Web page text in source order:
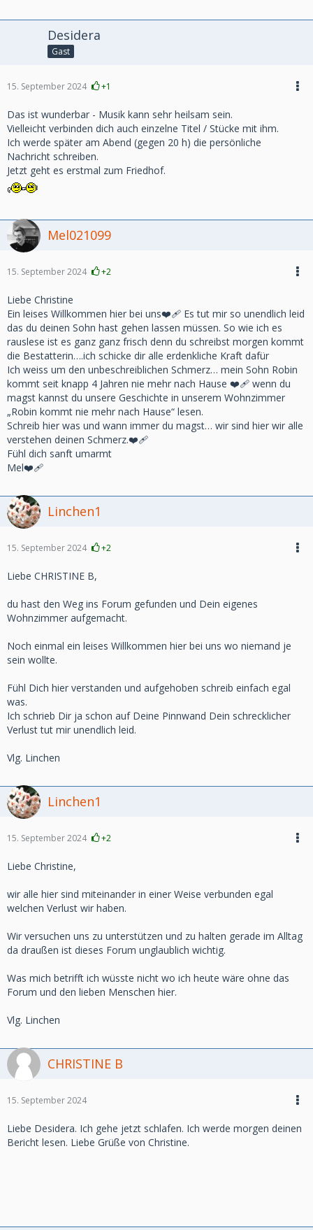
Desidera
Gast
15. September 2024 +1
Das ist wunderbar - Musik kann sehr heilsam sein.
Vielleicht verbinden dich auch einzelne Titel / Stücke mit ihm.
Ich werde später am Abend (gegen 20 h) die persönliche
Nachricht schreiben.
Jetzt geht es erstmal zum Friedhof.
Mel021099
15. September 2024 +2
Liebe Christine
Ein leises Willkommen hier bei uns❤️‍🩹 Es tut mir so unendlich leid
das du deinen Sohn hast gehen lassen müssen. So wie ich es
rauslese ist es ganz ganz frisch denn du schreibst morgen kommt
die Bestatterin….ich schicke dir alle erdenkliche Kraft dafür
Ich weiss um den unbeschreiblichen Schmerz… mein Sohn Robin
kommt seit knapp 4 Jahren nie mehr nach Hause ❤️‍🩹 wenn du
magst kannst du unsere Geschichte in unserem Wohnzimmer
„Robin kommt nie mehr nach Hause“ lesen.
Schreib hier was und wann immer du magst… wir sind hier wir alle
verstehen deinen Schmerz.❤️‍🩹
Fühl dich sanft umarmt
Mel❤️‍🩹
Linchen1
15. September 2024 +2
Liebe CHRISTINE B,
du hast den Weg ins Forum gefunden und Dein eigenes
Wohnzimmer aufgemacht.
Noch einmal ein leises Willkommen hier bei uns wo niemand je
sein wollte.
Fühl Dich hier verstanden und aufgehoben schreib einfach egal
was.
Ich schrieb Dir ja schon auf Deine Pinnwand Dein schrecklicher
Verlust tut mir unendlich leid.
Vlg. Linchen
Linchen1
15. September 2024 +2
Liebe Christine,
wir alle hier sind miteinander in einer Weise verbunden egal
welchen Verlust wir haben.
Wir versuchen uns zu unterstützen und zu halten gerade im Alltag
da draußen ist dieses Forum unglaublich wichtig.
Was mich betrifft ich wüsste nicht wo ich heute wäre ohne das
Forum und den lieben Menschen hier.
Vlg. Linchen
CHRISTINE B
15. September 2024
Liebe Desidera. Ich gehe jetzt schlafen. Ich werde morgen deinen
Bericht lesen. Liebe Grüße von Christine.